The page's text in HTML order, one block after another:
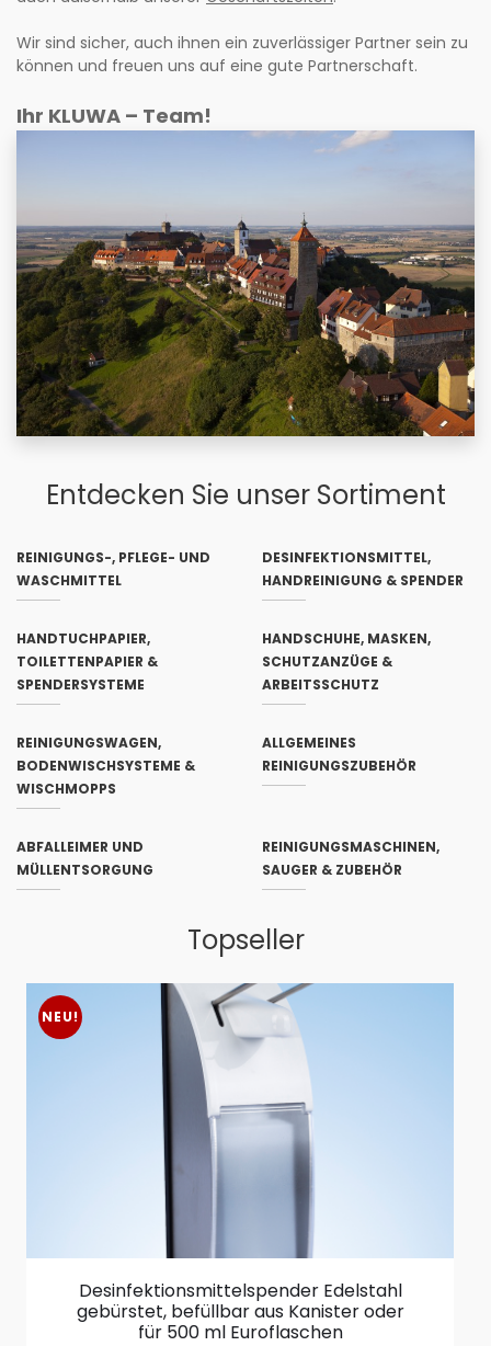
Wir sind sicher, auch ihnen ein zuverlässiger Partner sein zu
können und freuen uns auf eine gute Partnerschaft.
Ihr KLUWA – Team!
Entdecken Sie unser Sortiment
REINIGUNGS-, PFLEGE- UND
WASCHMITTEL
DESINFEKTIONSMITTEL,
HANDREINIGUNG & SPENDER
HANDTUCHPAPIER,
TOILETTENPAPIER &
SPENDERSYSTEME
HANDSCHUHE, MASKEN,
SCHUTZANZÜGE &
ARBEITSSCHUTZ
REINIGUNGSWAGEN,
BODENWISCHSYSTEME &
WISCHMOPPS
ALLGEMEINES
REINIGUNGSZUBEHÖR
ABFALLEIMER UND
MÜLLENTSORGUNG
REINIGUNGSMASCHINEN,
SAUGER & ZUBEHÖR
Topseller
NEU!
Desinfektionsmittelspender Edelstahl
gebürstet, befüllbar aus Kanister oder
für 500 ml Euroflaschen